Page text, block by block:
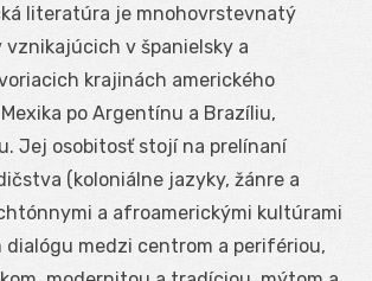
literatúra je mnohovrstevnatý
v španielsky a
krajinách amerického
po Argentínu a Brazíliu,
Jej osobitosť stojí na prelínaní
(koloniálne jazyky, žánre a
a afroamerickými kultúrami
dialógu medzi centrom a perifériou,